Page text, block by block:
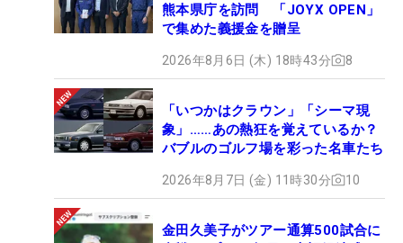
熊本県庁を訪問 「JOYX OPEN」
で集めた義援金を贈呈
2026年8月6日 (木) 18時43分 8
「いつかはクラウン」「シーマ現
象」……あの熱狂を覚えているか？
バブルのゴルフ場を彩った名車たち
2026年8月7日 (金) 11時30分 10
金田久美子がツアー通算500試合に